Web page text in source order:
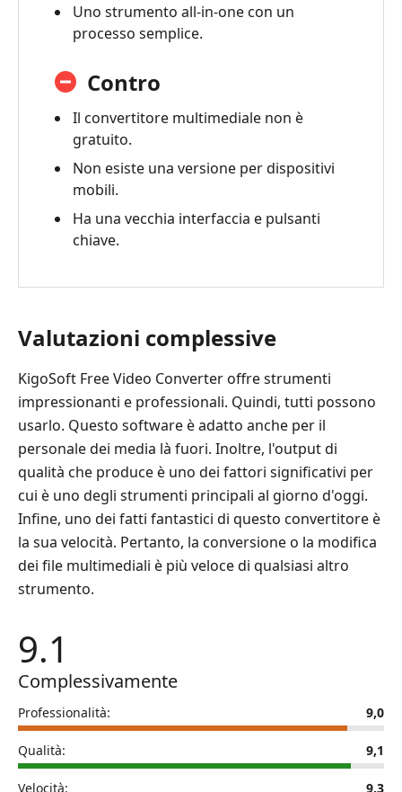
frequenti
5.
alternativa:
Tipard
Video
Converter
Ultimate
Uno strumento all-in-one con un
processo semplice.
Contro
Il convertitore multimediale non è
gratuito.
Non esiste una versione per dispositivi
mobili.
Ha una vecchia interfaccia e pulsanti
chiave.
Valutazioni complessive
KigoSoft Free Video Converter offre strumenti
impressionanti e professionali. Quindi, tutti possono
usarlo. Questo software è adatto anche per il
personale dei media là fuori. Inoltre, l'output di
qualità che produce è uno dei fattori significativi per
cui è uno degli strumenti principali al giorno d'oggi.
Infine, uno dei fatti fantastici di questo convertitore è
la sua velocità. Pertanto, la conversione o la modifica
dei file multimediali è più veloce di qualsiasi altro
strumento.
9.1
Complessivamente
Professionalità: 9,0
Qualità: 9,1
Velocità: 9,3